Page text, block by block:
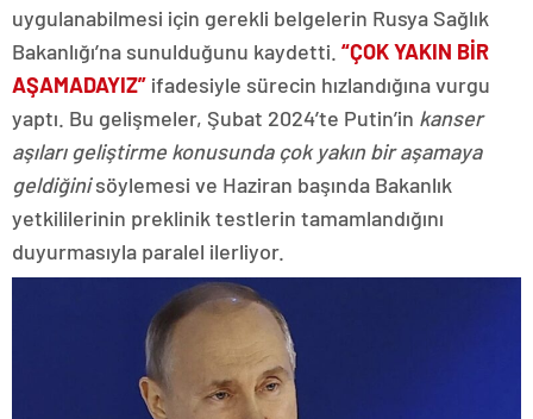
uygulanabilmesi için gerekli belgelerin Rusya Sağlık
Bakanlığı’na sunulduğunu kaydetti. “ÇOK YAKIN BİR
AŞAMADAYIZ” ifadesiyle sürecin hızlandığına vurgu
yaptı. Bu gelişmeler, Şubat 2024’te Putin’in kanser
aşıları geliştirme konusunda çok yakın bir aşamaya
geldiğinisöylemesi ve Haziran başında Bakanlık
yetkililerinin preklinik testlerin tamamlandığını
duyurmasıyla paralel ilerliyor.